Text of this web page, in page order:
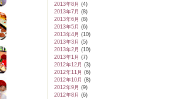
2013年8月 (4)
2013年7月 (8)
2013年6月 (8)
2013年5月 (6)
2013年4月 (10)
2013年3月 (5)
2013年2月 (10)
2013年1月 (7)
2012年12月 (3)
2012年11月 (6)
2012年10月 (8)
2012年9月 (9)
2012年8月 (6)